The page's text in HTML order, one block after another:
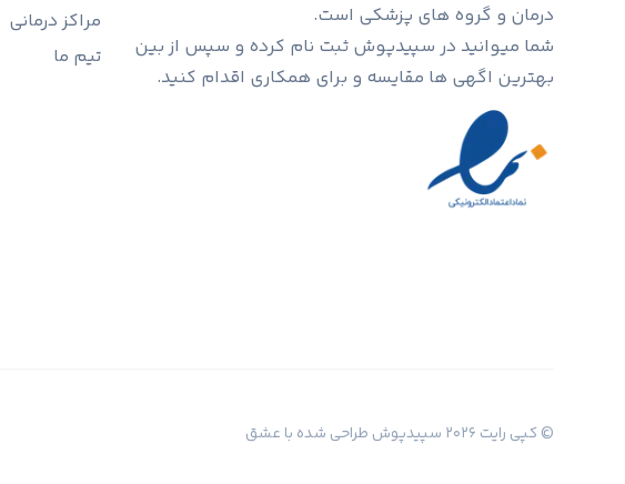
درمان و گروه های پزشکی است.
شما میوانید در سپیدپوش ثبت نام کرده و سپس از بین
بهترین اگهی ها مقایسه و برای همکاری اقدام کنید.
مراکز درمانی
تیم ما
© کپی رایت 2026 سپیدپوش طراحی شده با عشق